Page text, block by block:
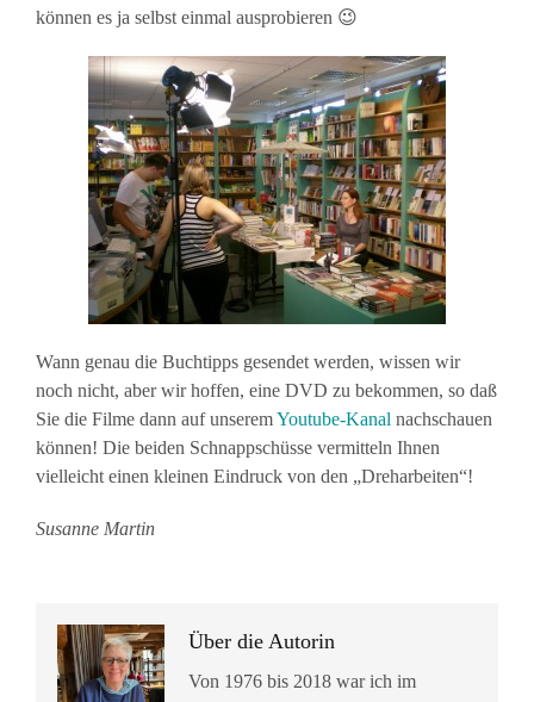
können es ja selbst einmal ausprobieren 😉
Wann genau die Buchtipps gesendet werden, wissen wir
noch nicht, aber wir hoffen, eine DVD zu bekommen, so daß
Sie die Filme dann auf unseremYoutube-Kanal nachschauen
können! Die beiden Schnappschüsse vermitteln Ihnen
vielleicht einen kleinen Eindruck von den „Dreharbeiten“!
Susanne Martin
Über die Autorin
Von 1976 bis 2018 war ich im